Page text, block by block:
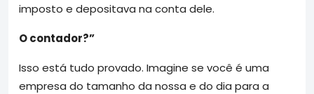
imposto e depositava na conta dele.
O contador?”
Isso está tudo provado. Imagine se você é uma
empresa do tamanho da nossa e do dia para a